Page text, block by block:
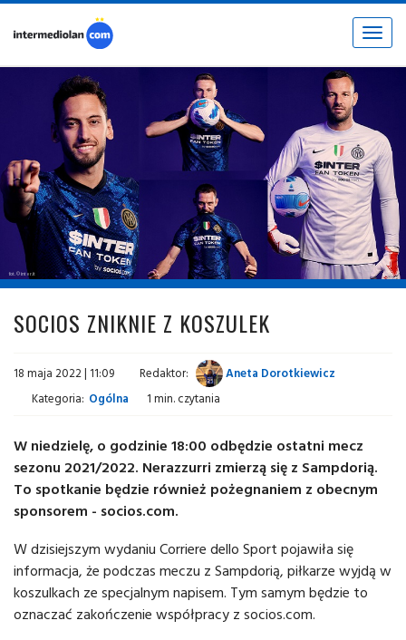
Toggle
fot. © inter.it
SOCIOS ZNIKNIE Z KOSZULEK
18 maja 2022 | 11:09 Redaktor:
Aneta Dorotkiewicz
Kategoria: Ogólna 1 min. czytania
W niedzielę, o godzinie 18:00 odbędzie ostatni mecz
sezonu 2021/2022. Nerazzurri zmierzą się z Sampdorią.
To spotkanie będzie również pożegnaniem z obecnym
sponsorem - socios.com.
W dzisiejszym wydaniu Corriere dello Sport pojawiła się
informacja, że podczas meczu z Sampdorią, piłkarze wyjdą w
koszulkach ze specjalnym napisem. Tym samym będzie to
oznaczać zakończenie współpracy z socios.com.